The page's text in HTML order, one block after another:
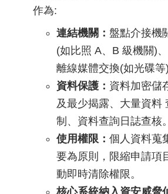
作為:
連結機關： 盤點介接機
(如比照 A、B 級機關)
離線媒體交換(如光碟等)
資料保護： 資料加密儲
及最少揭露、大量資料
制、資料查詢日誌查核。
使用權限： 個人資料蒐
要為原則，限縮申請項
動即時清除權限。